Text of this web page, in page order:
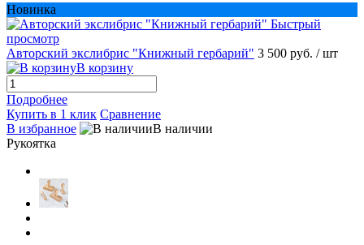
Новинка
Быстрый
просмотр
Авторский экслибрис "Книжный гербарий" 3 500 руб. / шт
В корзину
Подробнее
Купить в 1 клик Сравнение
В избранное
В наличии
Рукоятка